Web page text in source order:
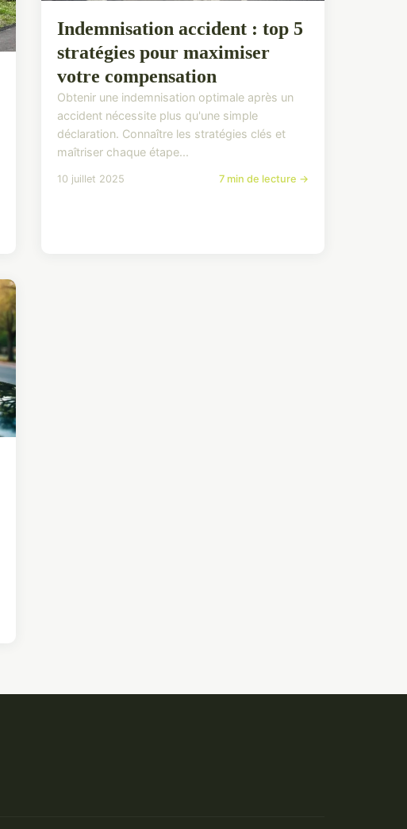
Indemnisation accident : top 5
stratégies pour maximiser
votre compensation
Obtenir une indemnisation optimale après un
accident nécessite plus qu'une simple
déclaration. Connaître les stratégies clés et
maîtriser chaque étape...
10 juillet 2025 7 min de lecture →